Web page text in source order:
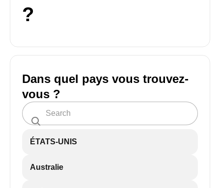
?
Dans quel pays vous trouvez-
vous ?
ÉTATS-UNIS
Australie